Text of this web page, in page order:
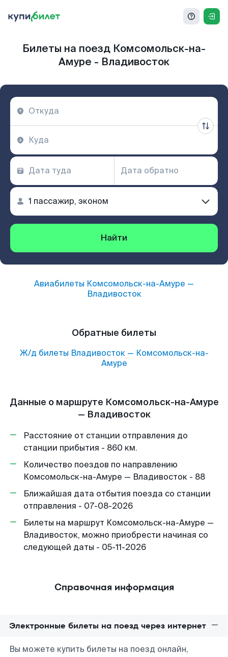
Билеты на поезд Комсомольск-на-
Амуре - Владивосток
Найти
Авиабилеты Комсомольск-на-Амуре —
Владивосток
Обратные билеты
Ж/д билеты Владивосток— Комсомольск-на-
Амуре
Данные о маршруте Комсомольск-на-Амуре
— Владивосток
Расстояние от станции отправления до
станции прибытия - 860 км.
Количество поездов по направлению
Комсомольск-на-Амуре — Владивосток - 88
Ближайшая дата отбытия поезда со станции
отправления - 07-08-2026
Билеты на маршрут Комсомольск-на-Амуре —
Владивосток, можно приобрести начиная со
следующей даты - 05-11-2026
Справочная информация
Электронные билеты на поезд через интернет
Вы можете купить билеты на поезд онлайн,